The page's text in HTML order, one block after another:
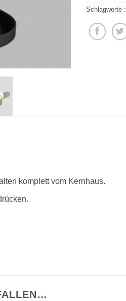
Schlagworte :
komplett vom Kernhaus.